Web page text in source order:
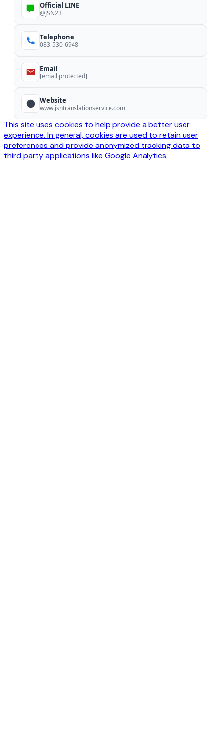
Official LINE
@JSN23
Telephone
083-530-6948
Email
[email protected]
Website
www.jsntranslationservice.com
This site uses cookies to help provide a better user
experience. In general, cookies are used to retain user
preferences and provide anonymized tracking data to
third party applications like Google Analytics.